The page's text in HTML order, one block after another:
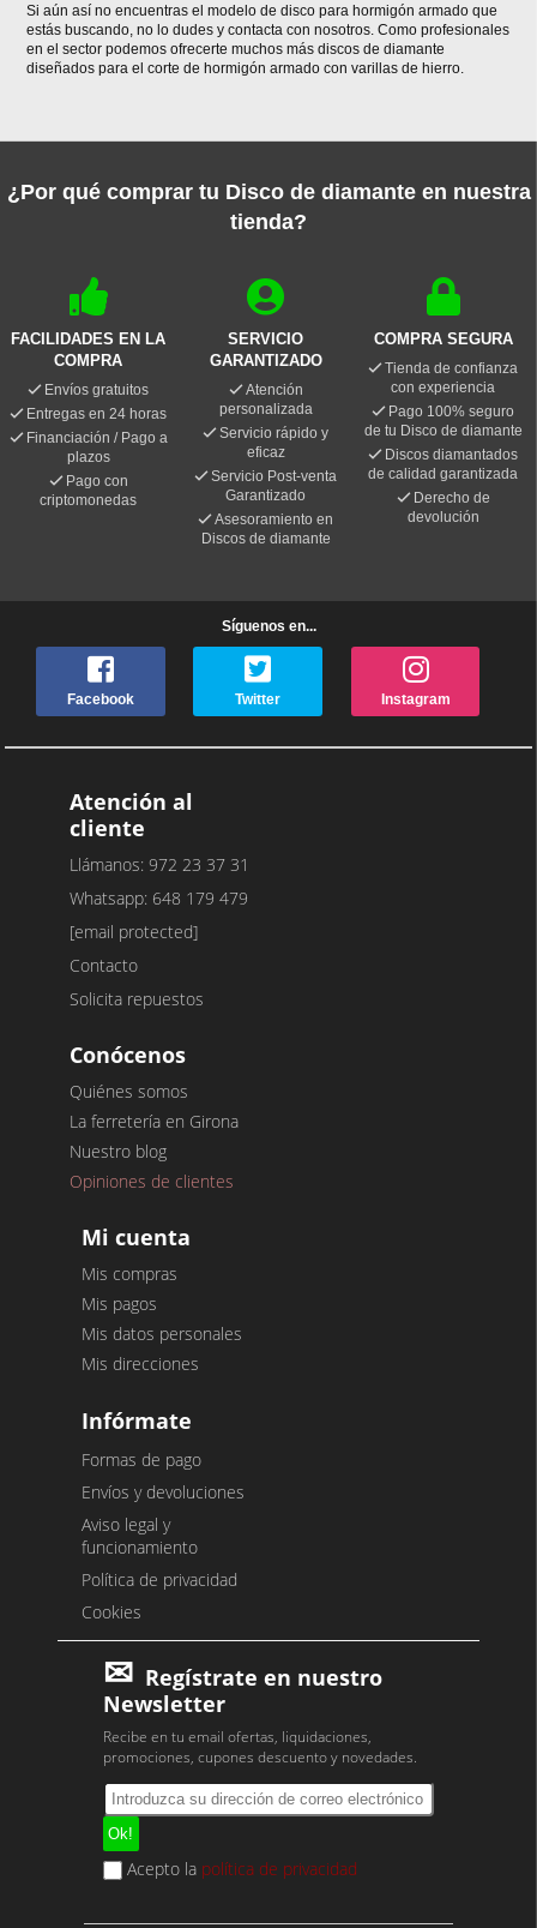
Si aún así no encuentras el modelo de disco para hormigón armado que
estás buscando, no lo dudes y contacta con nosotros. Como profesionales
en el sector podemos ofrecerte muchos más discos de diamante
diseñados para el corte de hormigón armado con varillas de hierro.
¿Por qué comprar tu Disco de diamante en nuestra
tienda?
FACILIDADES EN LA
COMPRA
Envíos gratuitos
Entregas en 24 horas
Financiación / Pago a
plazos
Pago con
criptomonedas
SERVICIO
GARANTIZADO
Atención
personalizada
Servicio rápido y
eficaz
Servicio Post-venta
Garantizado
Asesoramiento en
Discos de diamante
COMPRA SEGURA
Tienda de confianza
con experiencia
Pago 100% seguro
de tu Disco de diamante
Discos diamantados
de calidad garantizada
Derecho de
devolución
Síguenos en...
Facebook Twitter Instagram
Atención al
cliente
Llámanos: 972 23 37 31
Whatsapp: 648 179 479
[email protected]
Contacto
Solicita repuestos
Conócenos
Quiénes somos
La ferretería en Girona
Nuestro blog
Opiniones de clientes
Mi cuenta
Mis compras
Mis pagos
Mis datos personales
Mis direcciones
Infórmate
Formas de pago
Envíos y devoluciones
Aviso legal y
funcionamiento
Política de privacidad
Cookies
Regístrate en nuestro
Newsletter
Recibe en tu email ofertas, liquidaciones,
promociones, cupones descuento y novedades.
Acepto la política de privacidad